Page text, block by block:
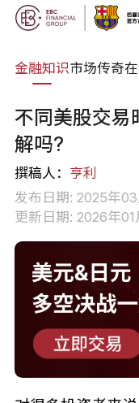
金融知识市场传奇
不同美股交易
解吗?
撰稿人： 亨利
发布日期: 2025年
更新日期: 2026年01